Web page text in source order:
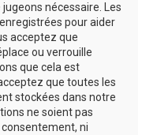
nécessaire. Les
pour aider
acceptez que
ou verrouille
que cela est
que toutes les
stockées dans notre
ne soient pas
ni